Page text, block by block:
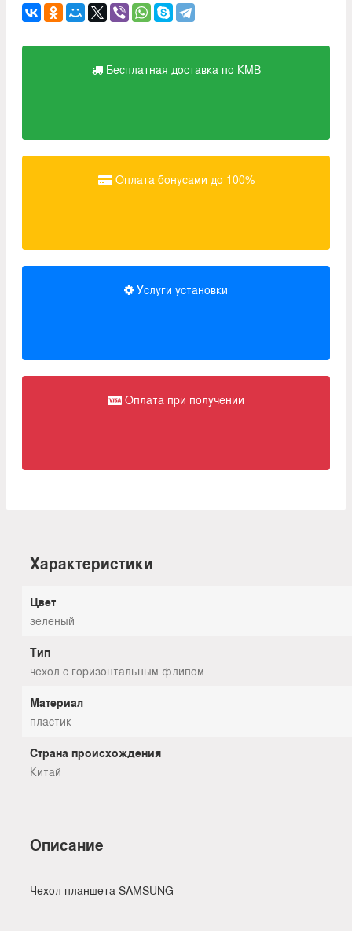
Бесплатная доставка по КМВ
Оплата бонусами до 100%
Услуги установки
Оплата при получении
Характеристики
Цвет
зеленый
Тип
чехол с горизонтальным флипом
Материал
пластик
Страна происхождения
Китай
Описание
Чехол планшета SAMSUNG